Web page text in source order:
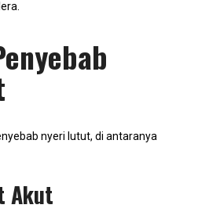
nyeri lutut, di antaranya
Akut